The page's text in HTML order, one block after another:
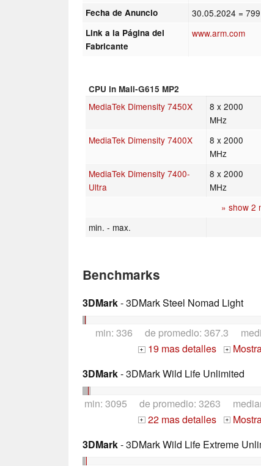
Fecha de Anuncio 30.05.2024 =
Link a la Página del
Fabricante
www.arm.com
CPU in Mali-G615 MP2
MediaTek Dimensity 7450X
8 x 2000
MHz
MediaTek Dimensity 7400X
8 x 2000
MHz
MediaTek Dimensity 7400-
Ultra
8 x 2000
MHz
» show 2
min. - max.
Benchmarks
3DMark- 3DMark Steel Nomad Light
min: 336 de promedio: 367.3
+ 19 mas detalles +
3DMark- 3DMark Wild Life Unlimited
min: 3095 de promedio: 3263
+ 22 mas detalles +
3DMark- 3DMark Wild Life Extreme